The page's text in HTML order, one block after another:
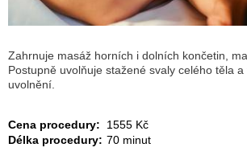
Zahrnuje masáž horních i dolních končetin,
Postupně uvolňuje stažené svaly celého těla
uvolnění.
Cena procedury:
1555 Kč
Délka procedury: 70 minut